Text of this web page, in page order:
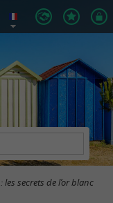
les secrets de l’or blanc